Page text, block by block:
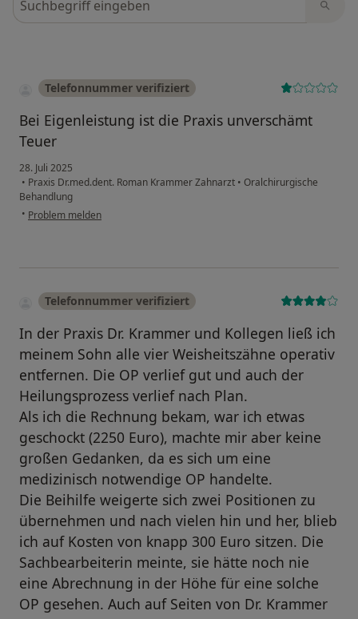
Telefonnummer verifiziert
Bei Eigenleistung ist die Praxis unverschämt
Teuer
28. Juli 2025
• Praxis Dr.med.dent. Roman Krammer Zahnarzt • Oralchirurgische
Behandlung
• Problem melden
Telefonnummer verifiziert
In der Praxis Dr. Krammer und Kollegen ließ ich
meinem Sohn alle vier Weisheitszähne operativ
entfernen. Die OP verlief gut und auch der
Heilungsprozess verlief nach Plan.
Als ich die Rechnung bekam, war ich etwas
geschockt (2250 Euro), machte mir aber keine
großen Gedanken, da es sich um eine
medizinisch notwendige OP handelte.
Die Beihilfe weigerte sich zwei Positionen zu
übernehmen und nach vielen hin und her, blieb
ich auf Kosten von knapp 300 Euro sitzen. Die
Sachbearbeiterin meinte, sie hätte noch nie
eine Abrechnung in der Höhe für eine solche
OP gesehen. Auch auf Seiten von Dr. Krammer